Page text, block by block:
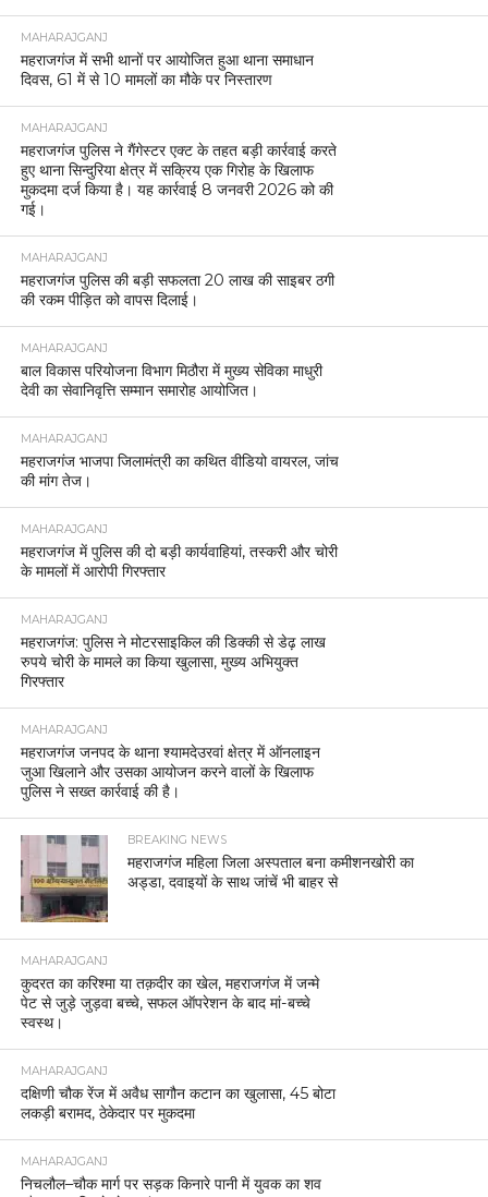
MAHARAJGANJ
महराजगंज में सभी थानों पर आयोजित हुआ थाना समाधान
दिवस, 61 में से 10 मामलों का मौके पर निस्तारण
MAHARAJGANJ
महराजगंज पुलिस ने गैंगेस्टर एक्ट के तहत बड़ी कार्रवाई करते
हुए थाना सिन्दुरिया क्षेत्र में सक्रिय एक गिरोह के खिलाफ
मुकदमा दर्ज किया है। यह कार्रवाई 8 जनवरी 2026 को की
गई।
MAHARAJGANJ
महराजगंज पुलिस की बड़ी सफलता 20 लाख की साइबर ठगी
की रकम पीड़ित को वापस दिलाई।
MAHARAJGANJ
बाल विकास परियोजना विभाग मिठौरा में मुख्य सेविका माधुरी
देवी का सेवानिवृत्ति सम्मान समारोह आयोजित।
MAHARAJGANJ
महराजगंज भाजपा जिलामंत्री का कथित वीडियो वायरल, जांच
की मांग तेज।
MAHARAJGANJ
महराजगंज में पुलिस की दो बड़ी कार्यवाहियां, तस्करी और चोरी
के मामलों में आरोपी गिरफ्तार
MAHARAJGANJ
महराजगंज: पुलिस ने मोटरसाइकिल की डिक्की से डेढ़ लाख
रुपये चोरी के मामले का किया खुलासा, मुख्य अभियुक्त
गिरफ्तार
MAHARAJGANJ
महराजगंज जनपद के थाना श्यामदेउरवां क्षेत्र में ऑनलाइन
जुआ खिलाने और उसका आयोजन करने वालों के खिलाफ
पुलिस ने सख्त कार्रवाई की है।
BREAKING NEWS
महराजगंज महिला जिला अस्पताल बना कमीशनखोरी का
अड्डा, दवाइयों के साथ जांचें भी बाहर से
MAHARAJGANJ
कुदरत का करिश्मा या तक़दीर का खेल, महराजगंज में जन्मे
पेट से जुड़े जुड़वा बच्चे, सफल ऑपरेशन के बाद मां-बच्चे
स्वस्थ।
MAHARAJGANJ
दक्षिणी चौक रेंज में अवैध सागौन कटान का खुलासा, 45 बोटा
लकड़ी बरामद, ठेकेदार पर मुकदमा
MAHARAJGANJ
निचलौल–चौक मार्ग पर सड़क किनारे पानी में युवक का शव